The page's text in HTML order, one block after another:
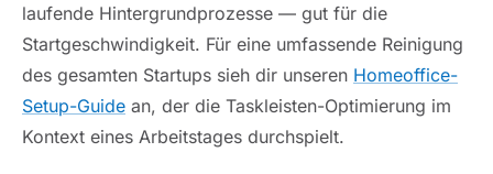
laufende Hintergrundprozesse — gut für die
Startgeschwindigkeit. Für eine umfassende Reinigung
des gesamten Startups sieh dir unseren Homeoffice-
Setup-Guide an, der die Taskleisten-Optimierung im
Kontext eines Arbeitstages durchspielt.